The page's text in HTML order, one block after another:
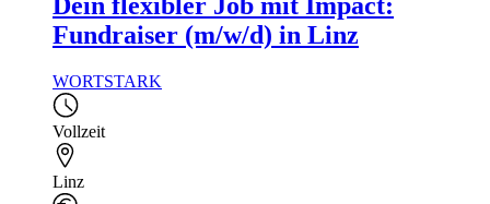
Dein flexibler Job mit Impact:
Fundraiser (m/w/d) in Linz
WORTSTARK
Vollzeit
Linz